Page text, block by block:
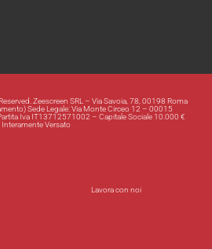
Zeescreen SRL – Via Savoia, 78, 00198 Roma
Sede Legale: Via Monte Circeo 12 – 00015
Iva IT13712571002 – Capitale Sociale 10.000 €
Interamente Versato
Lavora con noi